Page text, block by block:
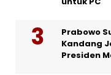
Prabowo
Kandang
Presiden